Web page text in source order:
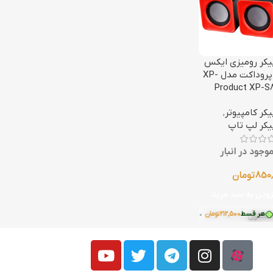
با ترب‌پی بدون کارمزد
هر قسط212,500تومان •
رومیزی ایکس
پی پروداکت مدل XP-
Product XP-
کامپیوتر ,
لپ تاپ
موجود در انبار
تومان
XPP-S80G